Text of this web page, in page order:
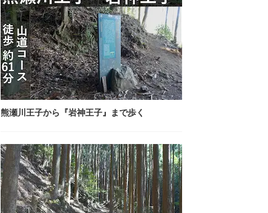
熊瀬川王子から『岩神王子』まで歩く